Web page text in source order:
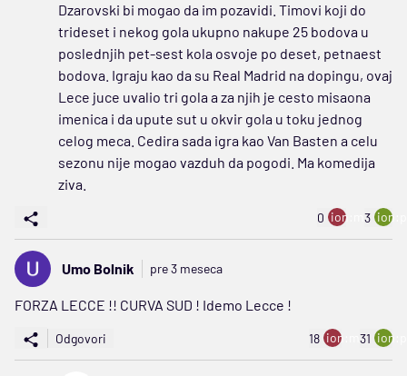
Dzarovski bi mogao da im pozavidi. Timovi koji do
trideset i nekog gola ukupno nakupe 25 bodova u
poslednjih pet-sest kola osvoje po deset, petnaest
bodova. Igraju kao da su Real Madrid na dopingu, ovaj
Lece juce uvalio tri gola a za njih je cesto misaona
imenica i da upute sut u okvir gola u toku jednog
celog meca. Cedira sada igra kao Van Basten a celu
sezonu nije mogao vazduh da pogodi. Ma komedija
ziva.
0 ion:minus
3
Umo Bolnik pre 3 meseca
FORZA LECCE !! CURVA SUD ! Idemo Lecce !
Odgovori 18 ion:minus
31